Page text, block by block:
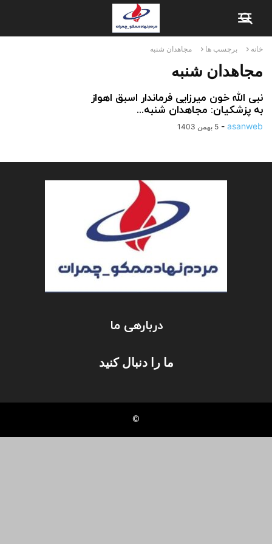
خانه برچسب ها مجاهدان شنبه
مجاهدان شنبه
نبی الله خون میرزایی فرماندار اسبق اهواز
به پزشکیان: مجاهدان شنبه...
asanweb
- 5 بهمن 1403
دربارهی ما
ما را دنبال کنید
©